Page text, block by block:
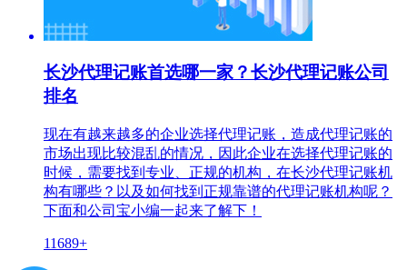
长沙代理记账首选哪一家？长沙代理记账公司
排名
现在有越来越多的企业选择代理记账，造成代理记账的
市场出现比较混乱的情况，因此企业在选择代理记账的
时候，需要找到专业、正规的机构，在长沙代理记账机
构有哪些？以及如何找到正规靠谱的代理记账机构呢？
下面和公司宝小编一起来了解下！
11689+